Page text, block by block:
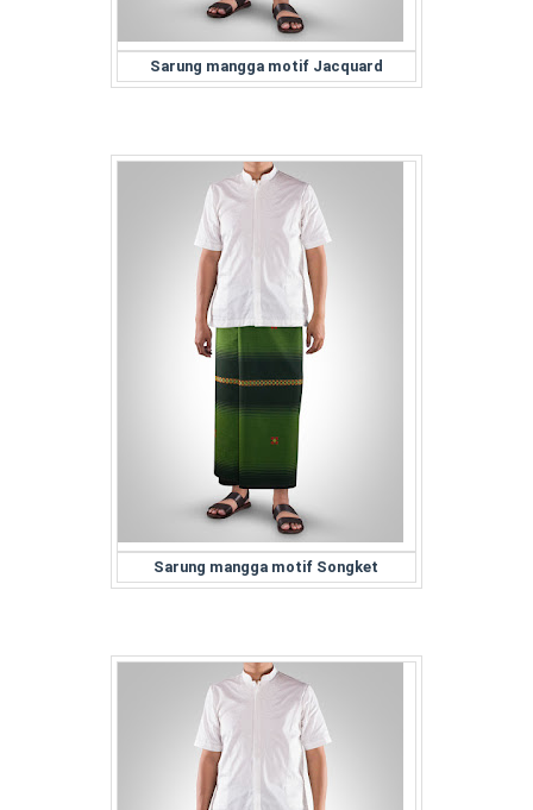
Sarung mangga motif Jacquard
Sarung mangga motif Songket